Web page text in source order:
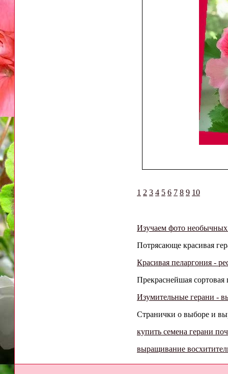
1 2 3 4 5 6 7 8 9 10
Изучаем фото необычных
Потрясающе красивая
Красивая пеларгония -
Прекраснейшая сортовая
Изумительные герани -
Странички о выборе и
купить семена герани
выращивание